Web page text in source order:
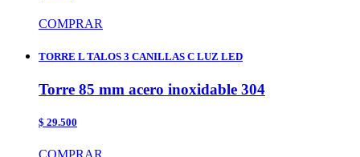
COMPRAR
TORRE L TALOS 3 CANILLAS C LUZ LED
Torre 85 mm acero inoxidable 304
$ 29.500
COMPRAR